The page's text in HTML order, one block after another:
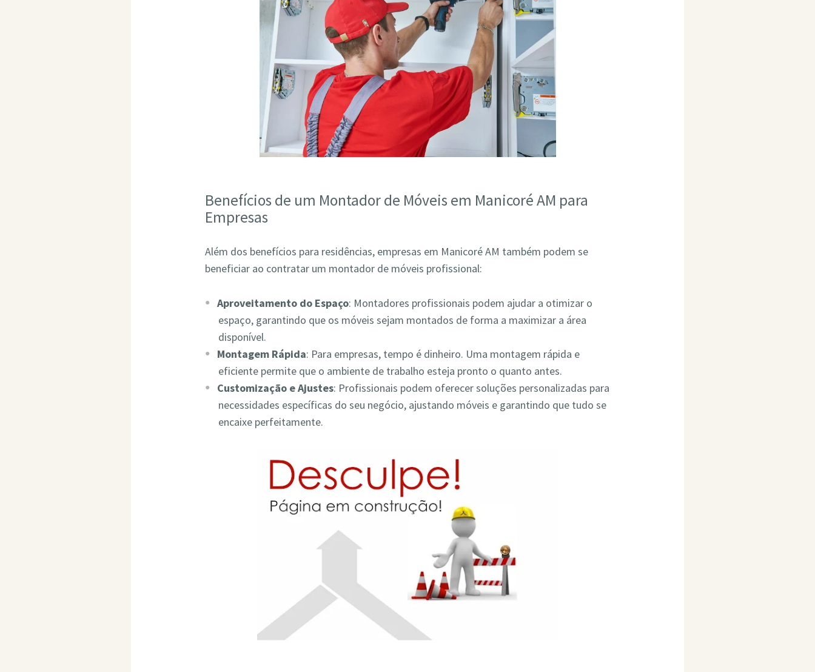
Benefícios de um Montador de Móveis em Manicoré AM para
Empresas
Além dos benefícios para residências, empresas em Manicoré AM também podem se
beneficiar ao contratar um montador de móveis profissional:
Aproveitamento do Espaço: Montadores profissionais podem ajudar a otimizar o
espaço, garantindo que os móveis sejam montados de forma a maximizar a área
disponível.
Montagem Rápida: Para empresas, tempo é dinheiro. Uma montagem rápida e
eficiente permite que o ambiente de trabalho esteja pronto o quanto antes.
Customização e Ajustes: Profissionais podem oferecer soluções personalizadas para
necessidades específicas do seu negócio, ajustando móveis e garantindo que tudo se
encaixe perfeitamente.